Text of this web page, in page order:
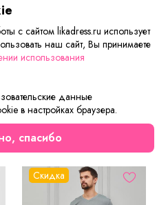
плеча. Глубокий головой
48/50 - 84 см
смотрят
Скидка
с сайтом likadress.ru использует
наш сайт, Вы принимаете
использования
данные
в настройках браузера.
спасибо